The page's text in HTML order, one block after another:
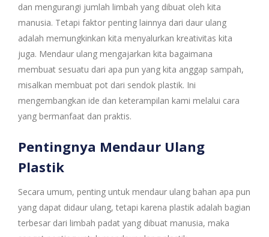
dan mengurangi jumlah limbah yang dibuat oleh kita
manusia. Tetapi faktor penting lainnya dari daur ulang
adalah memungkinkan kita menyalurkan kreativitas kita
juga. Mendaur ulang mengajarkan kita bagaimana
membuat sesuatu dari apa pun yang kita anggap sampah,
misalkan membuat pot dari sendok plastik. Ini
mengembangkan ide dan keterampilan kami melalui cara
yang bermanfaat dan praktis.
Pentingnya Mendaur Ulang
Plastik
Secara umum, penting untuk mendaur ulang bahan apa pun
yang dapat didaur ulang, tetapi karena plastik adalah bagian
terbesar dari limbah padat yang dibuat manusia, maka